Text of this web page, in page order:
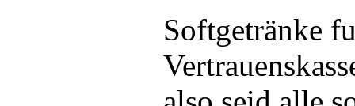
Softgetränke